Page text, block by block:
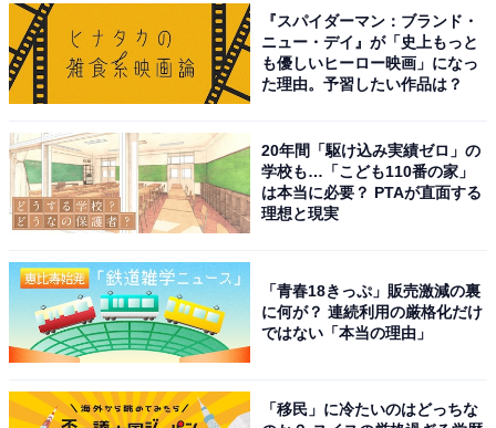
『スパイダーマン：ブランド・
ニュー・デイ』が「史上もっと
も優しいヒーロー映画」になっ
た理由。予習したい作品は？
20年間「駆け込み実績ゼロ」の
学校も…「こども110番の家」
は本当に必要？ PTAが直面する
理想と現実
「青春18きっぷ」販売激減の裏
に何が？ 連続利用の厳格化だけ
ではない「本当の理由」
「移民」に冷たいのはどっちな